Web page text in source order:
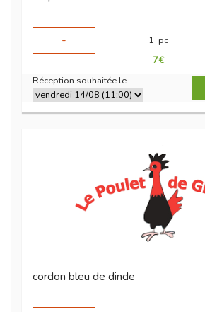
-
1 pc
7€
Réception souhaitée le
cordon bleu de dinde